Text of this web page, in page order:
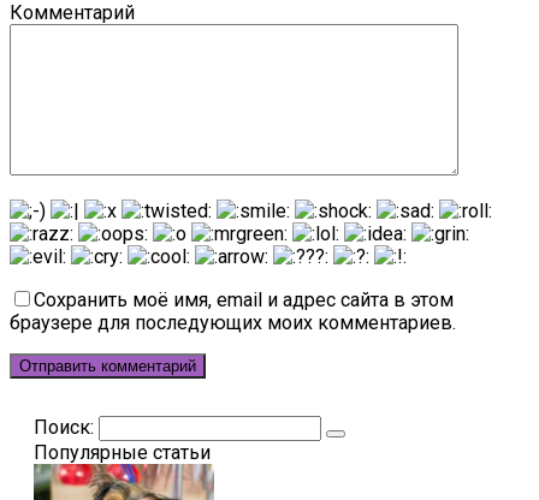
Комментарий
Сохранить моё имя, email и адрес сайта в этом
браузере для последующих моих комментариев.
Поиск:
Популярные статьи